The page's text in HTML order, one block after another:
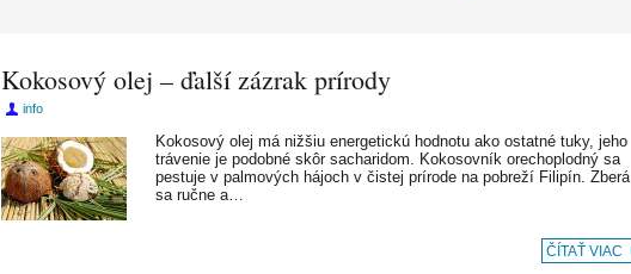
Kokosový olej – ďalší zázrak prírody
info
Kokosový olej má nižšiu energetickú hodnotu ako ostatné tuky, jeho
trávenie je podobné skôr sacharidom. Kokosovník orechoplodný sa
pestuje v palmových hájoch v čistej prírode na pobreží Filipín. Zberá
sa ručne a…
ČÍTAŤ VIAC